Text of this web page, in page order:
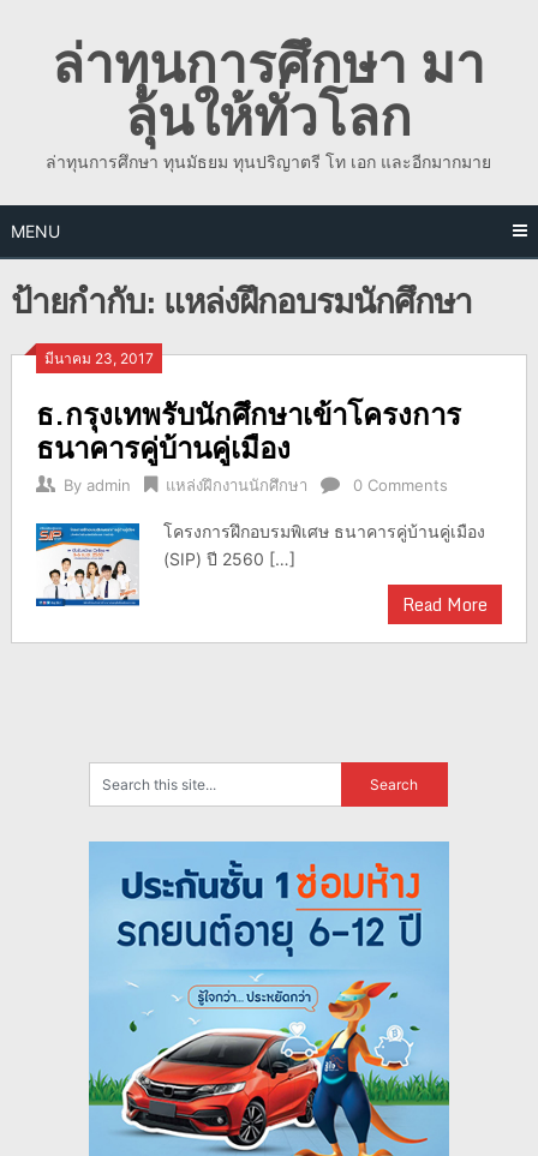
contentล่าทุนการศึกษา มา
ลุ้นให้ทั่วโลก
ล่าทุนการศึกษา ทุนมัธยม ทุนปริญาตรี โท เอก และอีกมากมาย
MENU
ป้ายกำกับ: แหล่งฝึกอบรมนักศึกษา
มีนาคม 23, 2017
ธ.กรุงเทพรับนักศึกษาเข้าโครงการ
ธนาคารคู่บ้านคู่เมือง
By admin แหล่งฝึกงานนักศึกษา 0 Comments
โครงการฝึกอบรมพิเศษ ธนาคารคู่บ้านคู่เมือง
(SIP) ปี 2560 […]
Read More